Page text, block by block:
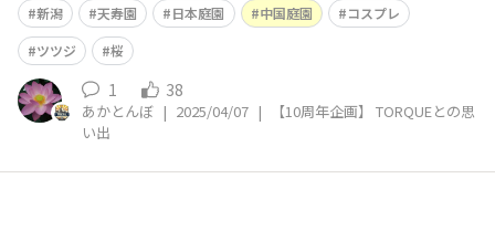
新潟 天寿園 日本庭園 中国庭園
コスプレ
ツツジ
桜
1 38
あかとんぼ | 2025/04/07 |
【10周年企画】 TORQUEとの思
い出